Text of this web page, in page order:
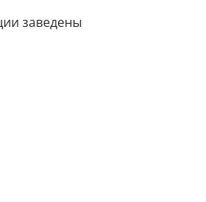
заведены